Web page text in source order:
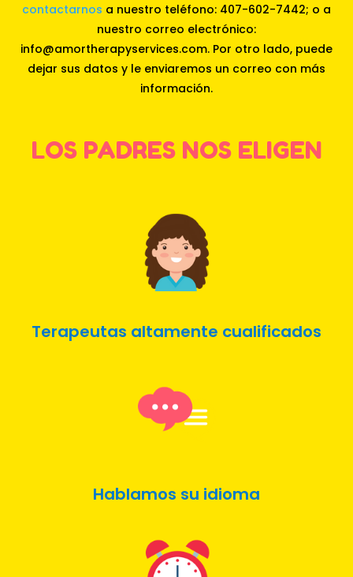
contactarnos a nuestro teléfono: 407-602-7442; o a
nuestro correo electrónico:
info@amortherapyservices.com. Por otro lado, puede
dejar sus datos y le enviaremos un correo con más
información.
LOS PADRES NOS ELIGEN
Terapeutas altamente cualificados
Hablamos su idioma